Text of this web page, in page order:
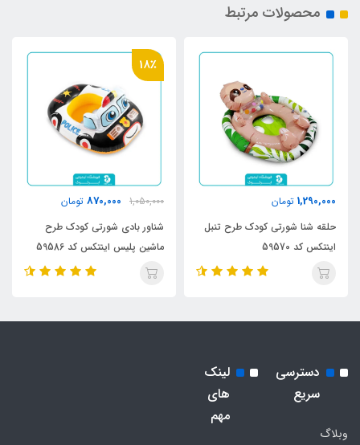
محصولات مرتبط
1,290,000 تومان
حلقه شنا شورتی کودک طرح تنبل
اینتکس کد 59570
18٪
1,050,000
870,000 تومان
شناور بادی شورتی کودک طرح
ماشین پلیس اینتکس کد 59586
دسترسی
سریع
وبلاگ
لینک
های
مهم